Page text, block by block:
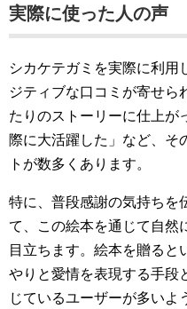
実際に使った人の声
シカケテガミを実際に利用
ジティブな口コミが寄せら
たりのストーリーに仕上が
際に大活躍した」など、そ
トが数多くあります。
特に、普段感謝の気持ちを
て、この絵本を通じて自然
目立ちます。絵本を贈ると
やりと愛情を表現する手段
じているユーザーが多いよ